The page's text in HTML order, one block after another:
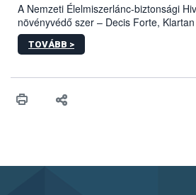
A Nemzeti Élelmiszerlánc-biztonsági
növényvédő szer – Decis Forte,
engedélyokiratát módosította, így azok
egészen a vesszőérettség (BBCH 91)
érésű szőlőkben is legyen lehetőség a
felhasználók számára is elérhető és
TOVÁBB >